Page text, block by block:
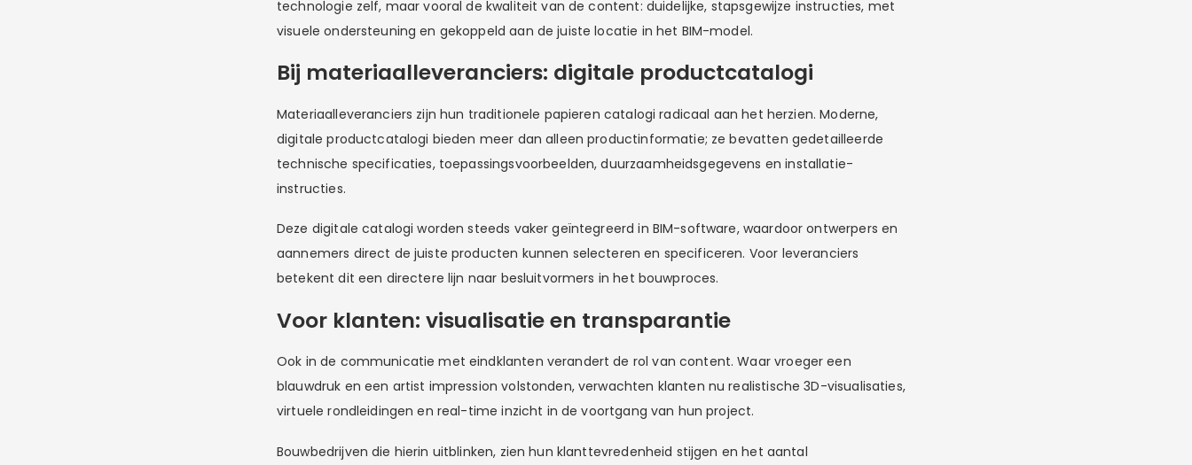
technologie zelf, maar vooral de kwaliteit van de content: duidelijke, stapsgewijze instructies, met
visuele ondersteuning en gekoppeld aan de juiste locatie in het BIM-model.
Bij materiaalleveranciers: digitale productcatalogi
Materiaalleveranciers zijn hun traditionele papieren catalogi radicaal aan het herzien. Moderne,
digitale productcatalogi bieden meer dan alleen productinformatie; ze bevatten gedetailleerde
technische specificaties, toepassingsvoorbeelden, duurzaamheidsgegevens en installatie-
instructies.
Deze digitale catalogi worden steeds vaker geïntegreerd in BIM-software, waardoor ontwerpers en
aannemers direct de juiste producten kunnen selecteren en specificeren. Voor leveranciers
betekent dit een directere lijn naar besluitvormers in het bouwproces.
Voor klanten: visualisatie en transparantie
Ook in de communicatie met eindklanten verandert de rol van content. Waar vroeger een
blauwdruk en een artist impression volstonden, verwachten klanten nu realistische 3D-visualisaties,
virtuele rondleidingen en real-time inzicht in de voortgang van hun project.
Bouwbedrijven die hierin uitblinken, zien hun klanttevredenheid stijgen en het aantal